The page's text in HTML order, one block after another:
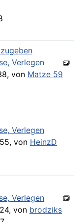
Verlegen
von Matze 59
Verlegen
von HeinzD
Verlegen
von brodziks